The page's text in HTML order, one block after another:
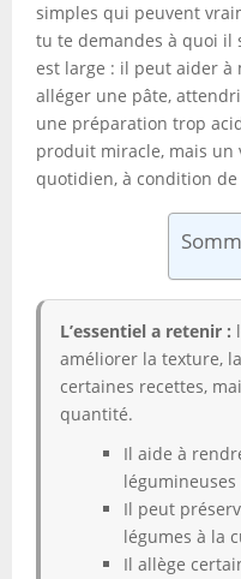
simples qui peuvent
tu te demandes à quoi il
est large : il peut aider à
alléger une pâte,
une préparation trop
produit miracle, mais
quotidien, à condition de
L’essentiel a retenir :
améliorer la texture,
certaines recettes,
quantité.
Il aide à
Il peut
légumes à la
Il allège